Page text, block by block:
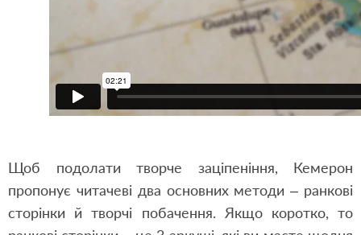
Щоб подолати творче заціпеніння, Кемерон
пропонує читачеві два основних методи – ранкові
сторінки й творчі побачення. Якщо коротко, то